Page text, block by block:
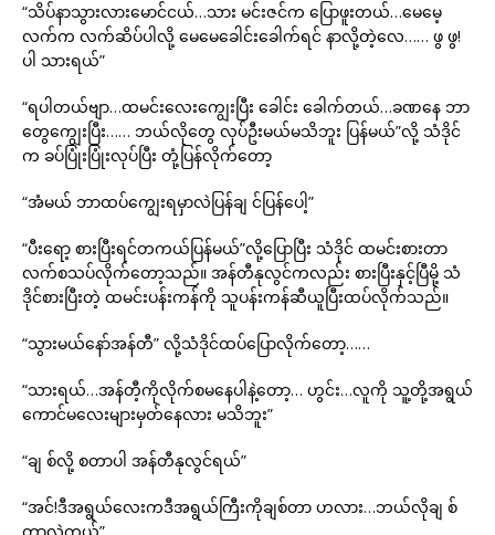
“သိပ်နာသွားလားမောင်ငယ်…သား မင်းဇင်က ပြောဖူးတယ်…မေမေ့
လက်က လက်ဆိပ်ပါလို့ မေမေခေါင်းခေါက်ရင် နာလို့တဲ့လေ…… ဖွ ဖွ!
ပါ သားရယ်”
“ရပါတယ်ဗျာ…ထမင်းလေးကျွေးပြီး ခေါင်း ခေါက်တယ်…ခဏနေ ဘာ
တွေကျွေးပြီး…… ဘယ်လိုတွေ လုပ်ဦးမယ်မသိဘူး ပြန်မယ်”လို့ သံဒိုင်
က ခပ်ပြုံးပြုံးလုပ်ပြီး တုံ့ပြန်လိုက်တော့
“အံမယ် ဘာထပ်ကျွေးရမှာလဲပြန်ချ င်ပြန်ပေါ့”
“ပီးရော့ စားပြီးရင်တကယ်ပြန်မယ်”လို့ပြောပြီး သံဒိုင် ထမင်းစားတာ
လက်စသပ်လိုက်တော့သည်။ အန်တီနုလွင်ကလည်း စားပြီးနှင့်ပြီမို့ သံ
ဒိုင်စားပြီးတဲ့ ထမင်းပန်းကန်ကို သူပန်းကန်ဆီယူပြီးထပ်လိုက်သည်။
“သွားမယ်နော်အန်တီ” လို့သံဒိုင်ထပ်ပြောလိုက်တော့……
“သားရယ်…အန်တီ့ကိုလိုက်စမနေပါနဲ့တော့… ဟွင်း…လူကို သူ့တို့အရွယ်
ကောင်မလေးများမှတ်နေလား မသိဘူး”
“ချ စ်လို့ စတာပါ အန်တီနုလွင်ရယ်”
“အင်!ဒီအရွယ်လေးကဒီအရွယ်ကြီးကိုချစ်တာ ဟလား…ဘယ်လိုချ စ်